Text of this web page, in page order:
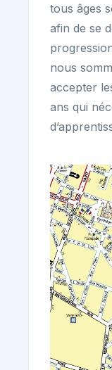
tous âges
afin de se
nous
accepter
ans qui